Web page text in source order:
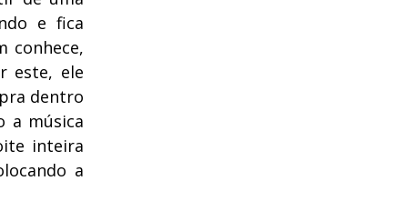
e fica
conhece,
este, ele
dentro
a música
inteira
a